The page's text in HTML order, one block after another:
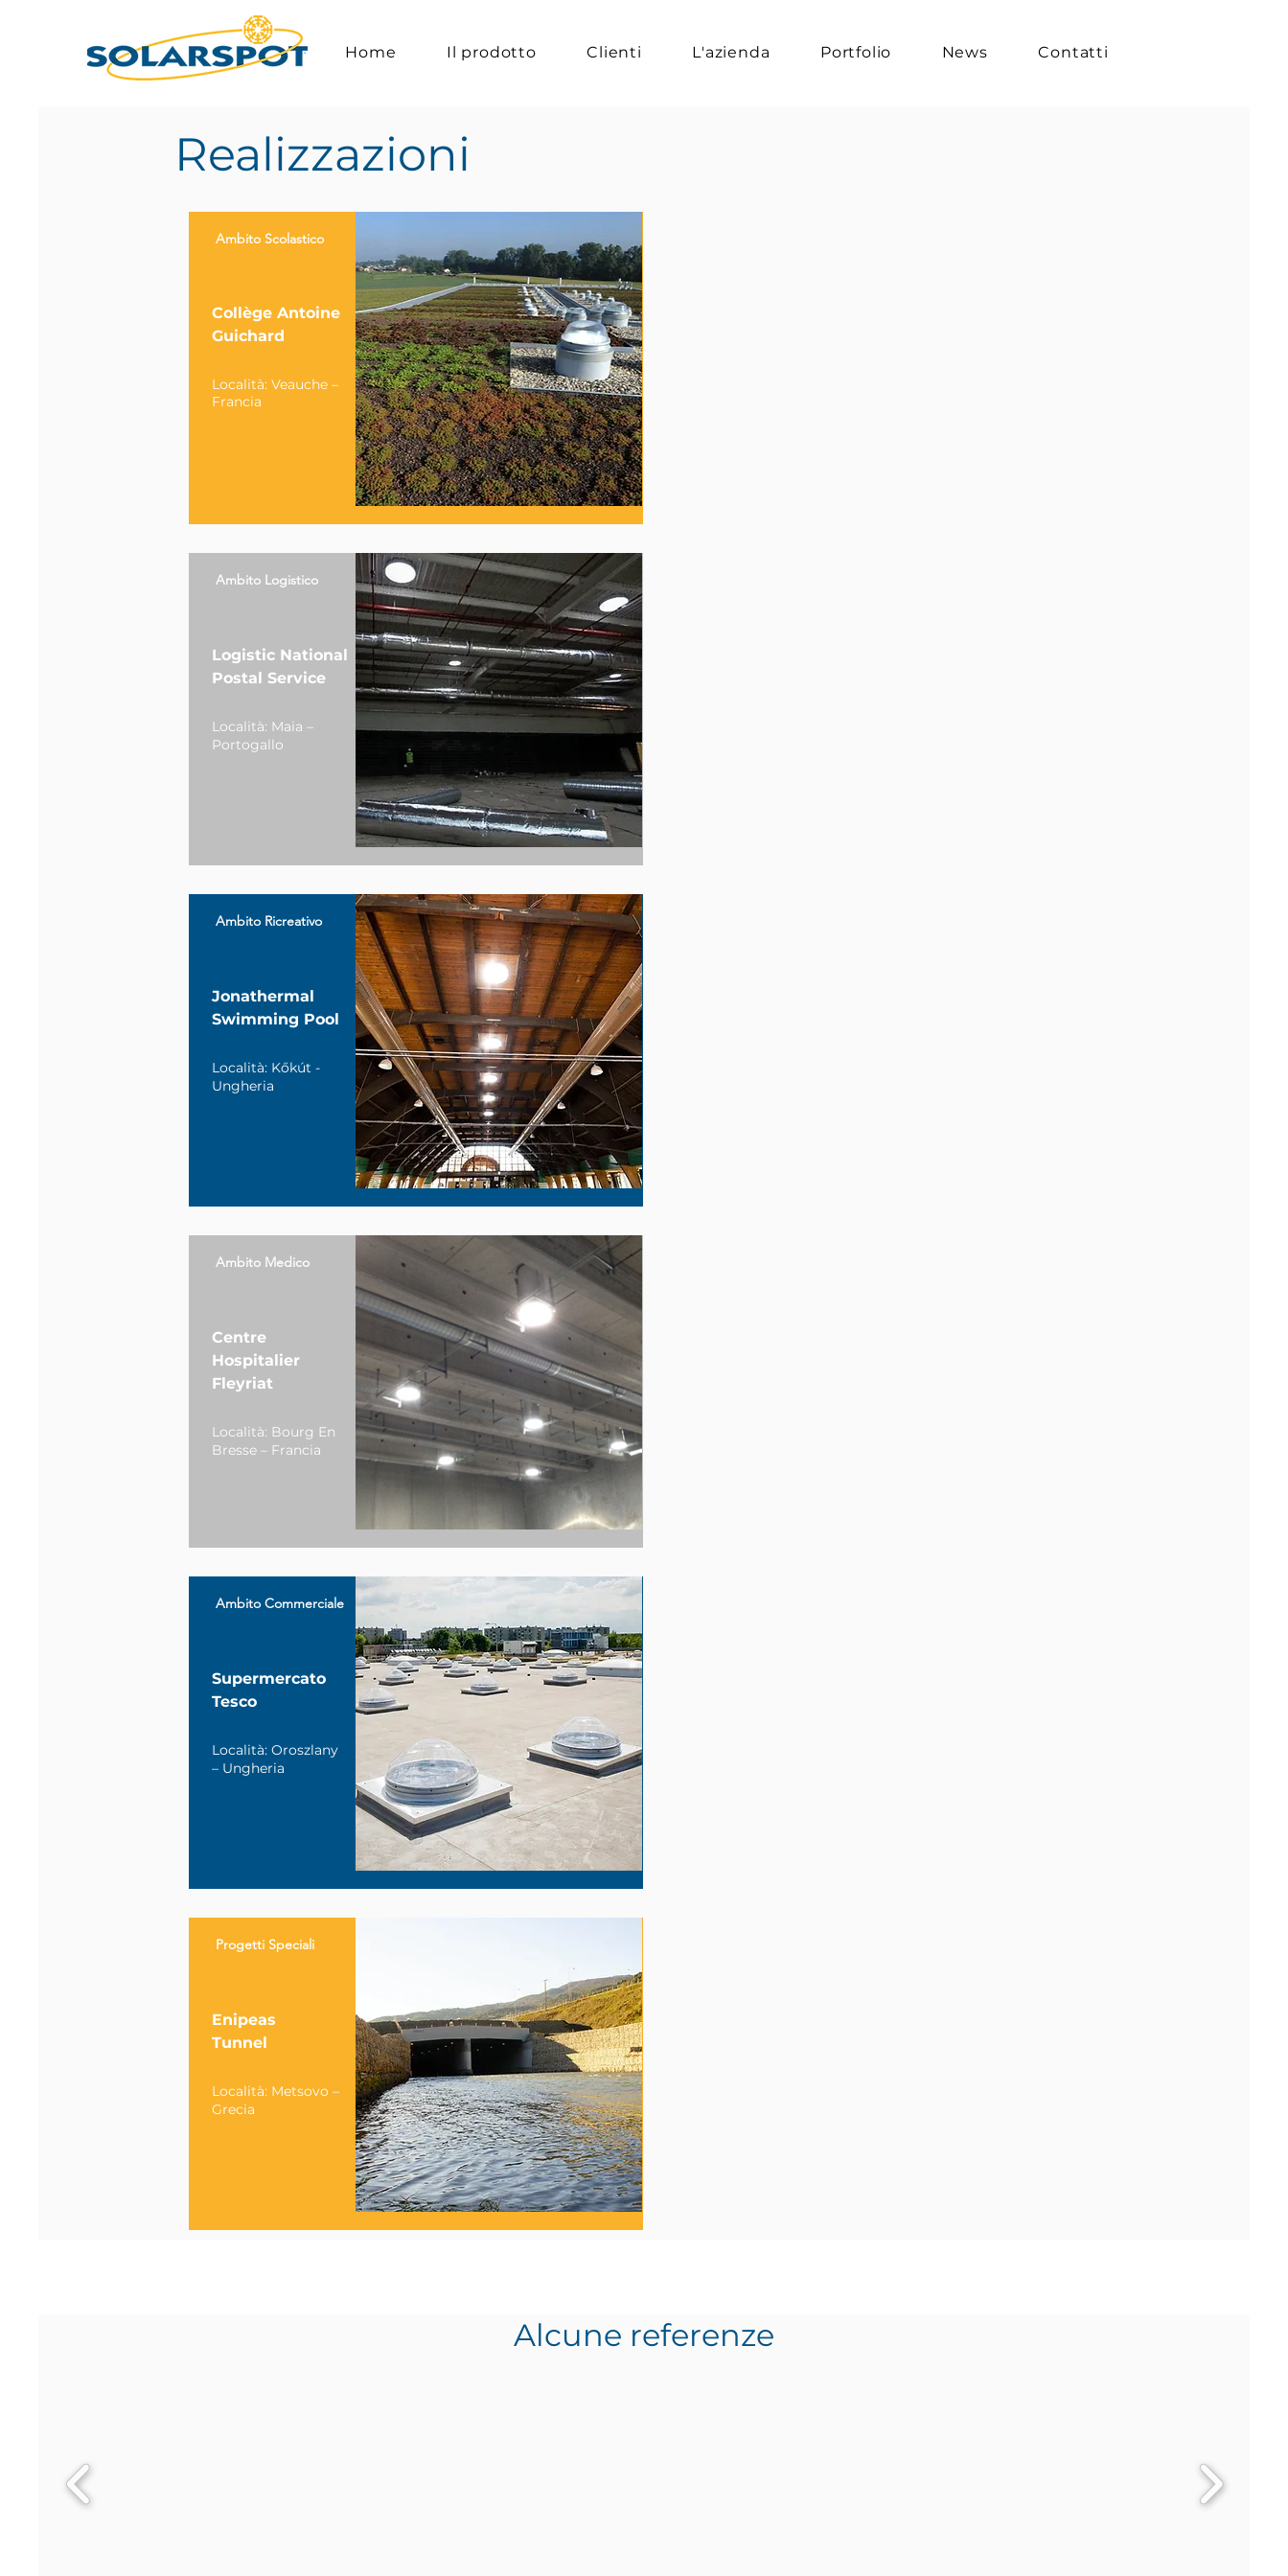
Home Il prodotto Clienti L'azienda Portfolio News Contatti
Realizzazioni
Ambito Scolastico
Collège Antoine
Guichard
Località: Veauche –
Francia
Ambito Logistico
Logistic National
Postal Service
Località: Maia –
Portogallo
Ambito Ricreativo
Jonathermal
Swimming Pool
Località: Kőkút -
Ungheria
Ambito Medico
Centre
Hospitalier
Fleyriat
Località: Bourg En
Bresse – Francia
Ambito Commerciale
Supermercato
Tesco
Località: Oroszlany
– Ungheria
Progetti Speciali
Enipeas
Tunnel
Località: Metsovo –
Grecia
Alcune referenze